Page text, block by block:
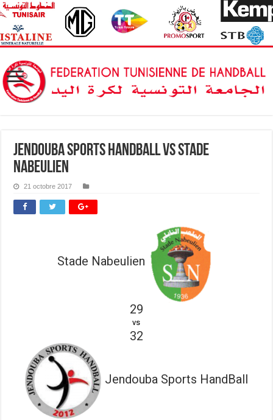
Jendouba Sports HandBall vs Stade
Nabeulien
21 octobre 2017
Stade Nabeulien
29
vs
32
Jendouba Sports HandBall